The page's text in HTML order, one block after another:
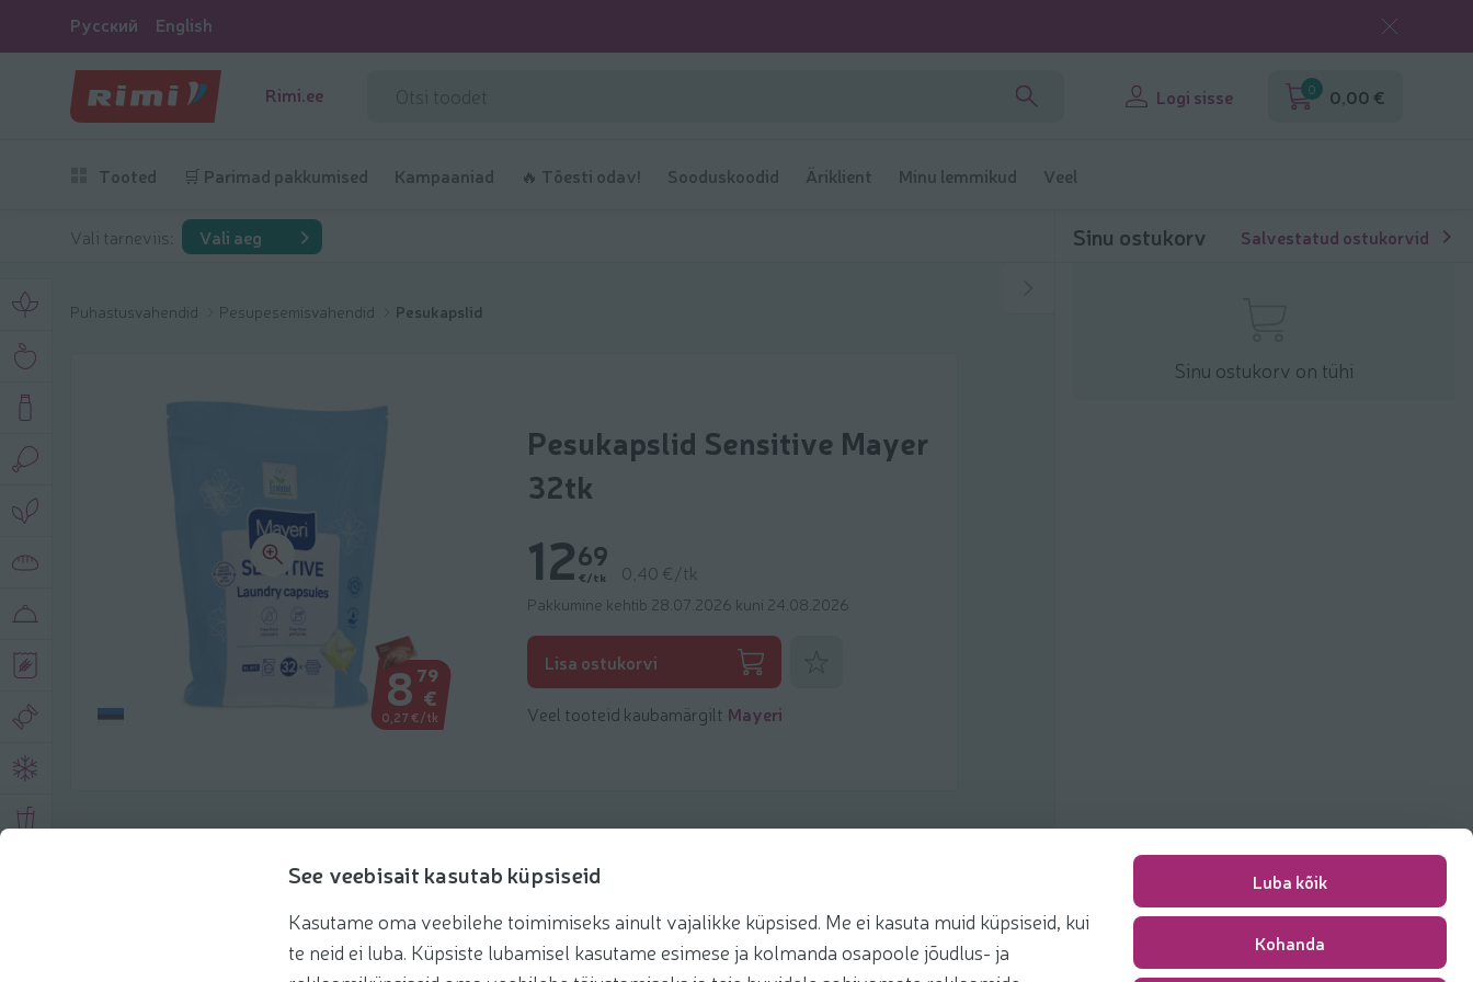
See veebisait kasutab küpsiseid
Kasutame oma veebilehe toimimiseks ainult vajalikke küpsised. Me ei kasuta muid küpsiseid, kui
te neid ei luba. Küpsiste lubamisel kasutame esimese ja kolmanda osapoole jõudlus- ja
Luba kõik
Kohanda
Русский English
Rimi.ee Logi sisse 0 0,00 €
Tooted 🛒 Parimad pakkumised Kampaaniad 🔥 Tõesti odav! Sooduskoodid Äriklient Minu lemmikud Veel
Vali tarneviis: Vali aeg
Puhastusvahendid Pesupesemisvahendid Pesukapslid
8 79
€
0,27 €/tk
Pesukapslid Sensitive Mayer
32tk
1269
€/tk 0,40 €/tk
Pakkumine kehtib 28.07.2026 kuni 24.08.2026
Lisa ostukorvi
Veel tooteid kaubamärgilt Mayeri
Soovitatud tooted
Sinu ostukorv Salvestatud ostukorvid
Sinu ostukorv on tühi